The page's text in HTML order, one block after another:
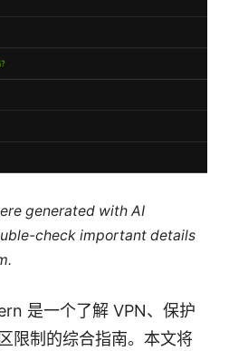
generated with AI
check important details
是一个了解 VPN、保护
限制的综合指南。本文将